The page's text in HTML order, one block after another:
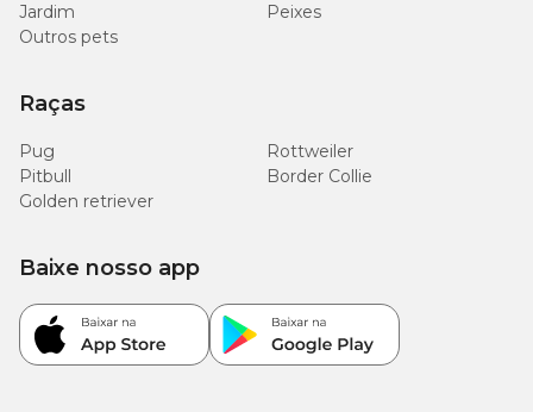
Jardim
Peixes
Outros pets
Raças
Pug
Rottweiler
Pitbull
Border Collie
Golden retriever
Baixe nosso app